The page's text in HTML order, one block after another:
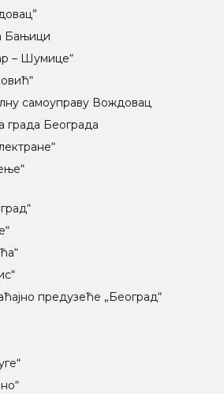
Бањици
– Шумице“
самоуправу Вождовац
града Београда
предузеће „Београд“